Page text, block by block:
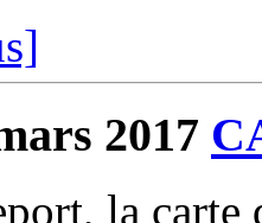
2017
la